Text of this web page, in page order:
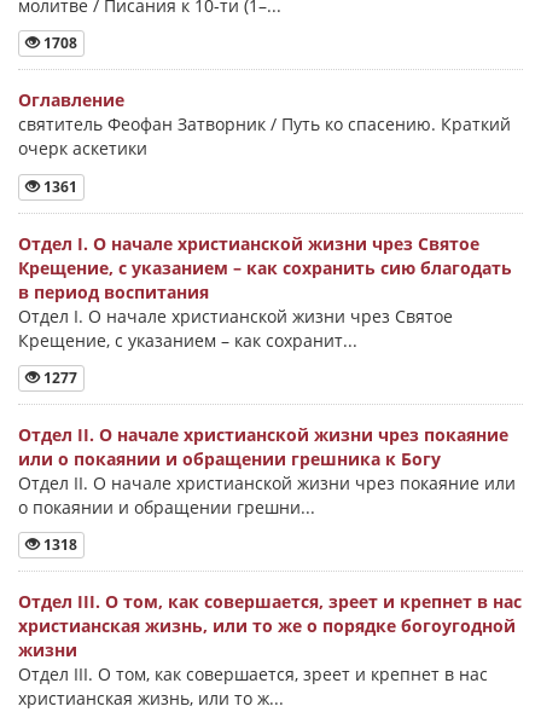
молитве / Писания к 10-ти (1–...
1708
Оглавление
святитель Феофан Затворник / Путь ко спасению. Краткий
очерк аскетики
1361
Отдел I. О начале христианской жизни чрез Святое
Крещение, с указанием – как сохранить сию благодать
в период воспитания
Отдел I. О начале христианской жизни чрез Святое
Крещение, с указанием – как сохранит...
1277
Отдел II. О начале христианской жизни чрез покаяние
или о покаянии и обращении грешника к Богу
Отдел II. О начале христианской жизни чрез покаяние или
о покаянии и обращении грешни...
1318
Отдел III. О том, как совершается, зреет и крепнет в нас
христианская жизнь, или то же о порядке богоугодной
жизни
Отдел III. О том, как совершается, зреет и крепнет в нас
христианская жизнь, или то ж...